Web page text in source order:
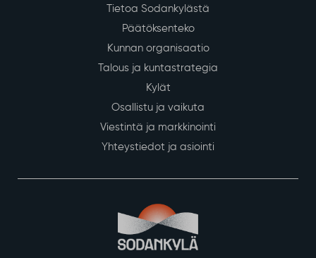
Tietoa Sodankylästä
Päätöksenteko
Kunnan organisaatio
Talous ja kuntastrategia
Kylät
Osallistu ja vaikuta
Viestintä ja markkinointi
Yhteystiedot ja asiointi